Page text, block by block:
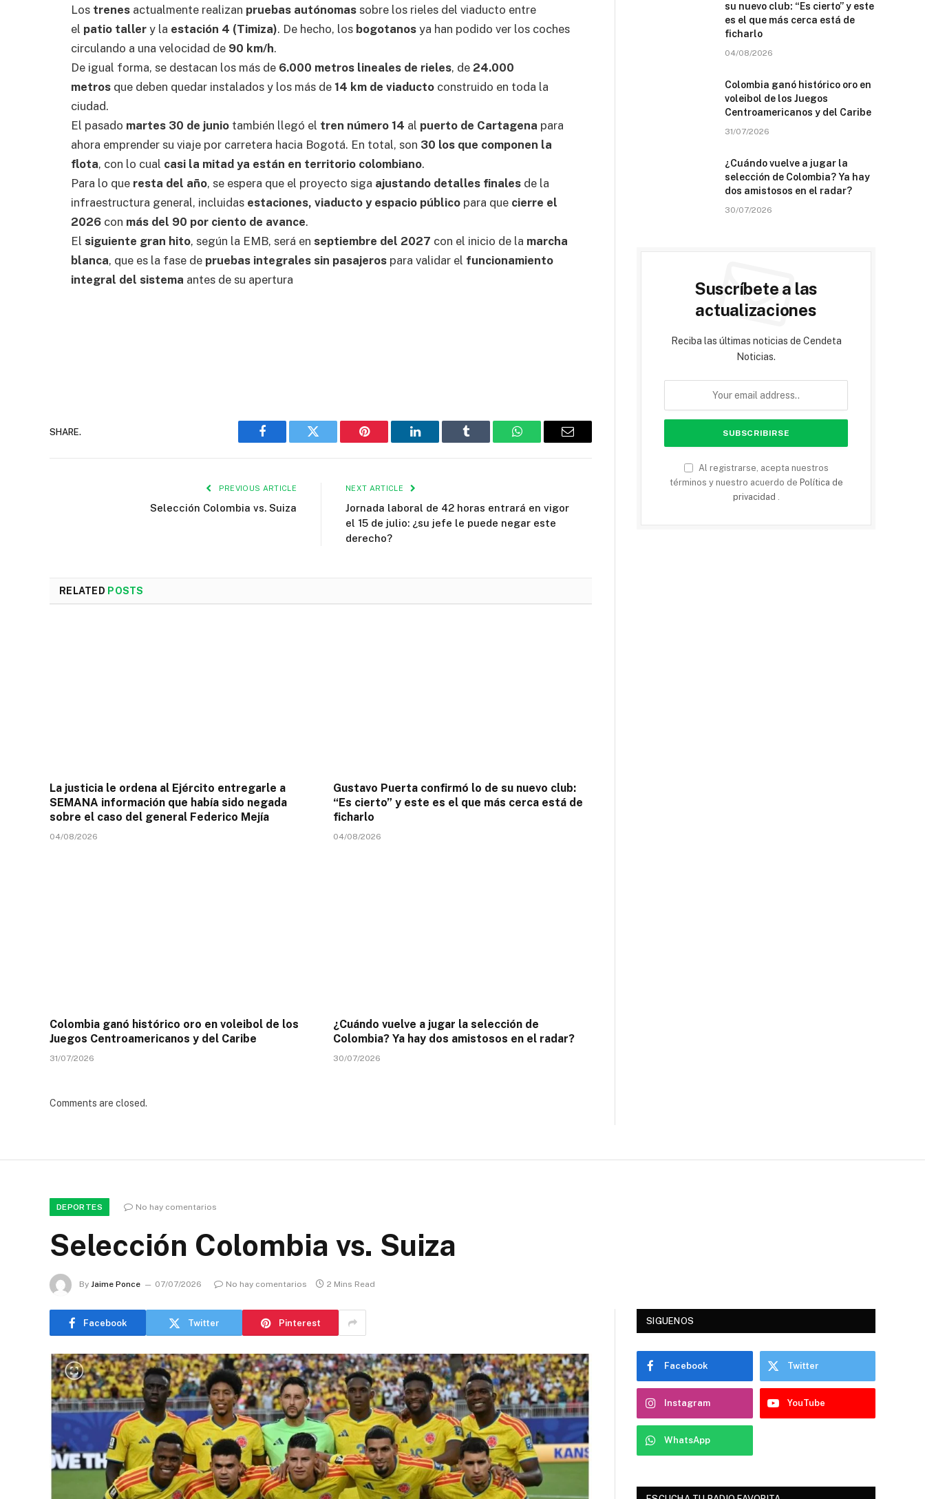
Los trenes actualmente realizan pruebas autónomas sobre los rieles del viaducto entre
el patio taller y la estación 4 (Timiza). De hecho, los bogotanos ya han podido ver los coches
circulando a una velocidad de 90 km/h.
De igual forma, se destacan los más de 6.000 metros lineales de rieles, de 24.000
metros que deben quedar instalados y los más de 14 km de viaducto construido en toda la
ciudad.
El pasado martes 30 de junio también llegó el tren número 14 al puerto de Cartagena para
ahora emprender su viaje por carretera hacia Bogotá. En total, son 30 los que componen la
flota, con lo cual casi la mitad ya están en territorio colombiano.
Para lo que resta del año, se espera que el proyecto siga ajustando detalles finales de la
infraestructura general, incluidas estaciones, viaducto y espacio público para que cierre el
2026 con más del 90 por ciento de avance.
El siguiente gran hito, según la EMB, será en septiembre del 2027 con el inicio de la marcha
blanca, que es la fase de pruebas integrales sin pasajeros para validar el funcionamiento
integral del sistema antes de su apertura
SHARE.
Facebook Twitter Pinterest LinkedIn Tumblr WhatsAppEmail
PREVIOUS ARTICLE
Selección Colombia vs. Suiza
NEXT ARTICLE
Jornada laboral de 42 horas entrará en vigor
el 15 de julio: ¿su jefe le puede negar este
derecho?
RELATED POSTS
La justicia le ordena al Ejército entregarle a
SEMANA información que había sido negada
sobre el caso del general Federico Mejía
04/08/2026
Gustavo Puerta confirmó lo de su nuevo club:
“Es cierto” y este es el que más cerca está de
ficharlo
04/08/2026
Colombia ganó histórico oro en voleibol de los
Juegos Centroamericanos y del Caribe
31/07/2026
¿Cuándo vuelve a jugar la selección de
Colombia? Ya hay dos amistosos en el radar?
30/07/2026
Comments are closed.
su nuevo club: “Es cierto” y este
es el que más cerca está de
ficharlo
04/08/2026
Colombia ganó histórico oro en
voleibol de los Juegos
Centroamericanos y del Caribe
31/07/2026
¿Cuándo vuelve a jugar la
selección de Colombia? Ya hay
dos amistosos en el radar?
30/07/2026
Suscríbete a las
actualizaciones
Reciba las últimas noticias de Cendeta
Noticias.
Al registrarse, acepta nuestros
términos y nuestro acuerdo de Política de
privacidad .
DEPORTES No hay comentarios
Selección Colombia vs. Suiza
By Jaime Ponce 07/07/2026 No hay comentarios 2 Mins Read
Facebook Twitter Pinterest SIGUENOS
Facebook Twitter
Instagram YouTube
WhatsApp